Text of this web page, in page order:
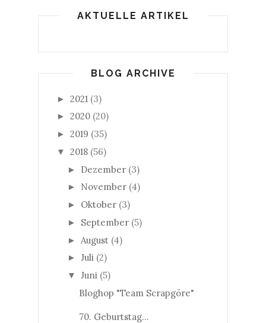
AKTUELLE ARTIKEL
BLOG ARCHIVE
► 2021 (3)
► 2020 (20)
► 2019 (35)
▼ 2018 (56)
► Dezember (3)
► November (4)
► Oktober (3)
► September (5)
► August (4)
► Juli (2)
▼ Juni (5)
Bloghop "Team Scrapgöre"
70. Geburtstag...